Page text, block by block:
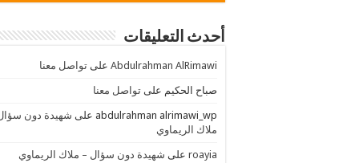
أحدث التعليقات
Abdulrahman AlRimawi على تواصل معنا
صباح الحكيم على تواصل معنا
abdulrahman alrimawi_wp على شهيدة دون
ملاك الريماوي
roayia على شهيدة دون سؤال – ملاك الريماوي